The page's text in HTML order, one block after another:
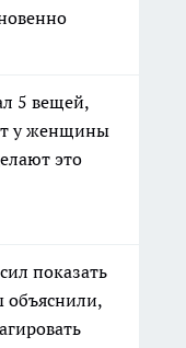
5 вещей,
у женщины
это
показать
объяснили,